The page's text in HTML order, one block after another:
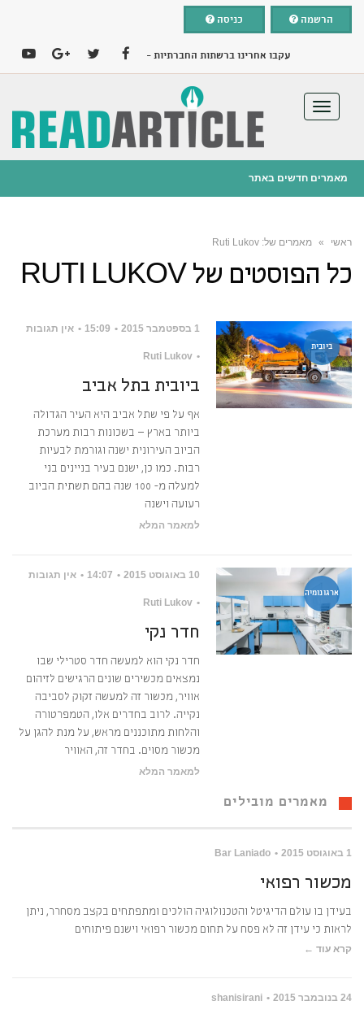
הרשמה כניסה
עקבו אחרינו ברשתות החברתיות -
תפריט
מאמרים חדשים באתר
ראשי » מאמרים של: Ruti Lukov
כל הפוסטים של RUTI LUKOV
ביובית
1 בספטמבר 2015 15:09 אין תגובות
Ruti Lukov
ביובית בתל אביב
אף על פי שתל אביב היא העיר הגדולה
ביותר בארץ – בשכונות רבות מערכת
הביוב העירונית ישנה וגורמת לבעיות
רבות. כמו כן, ישנם בעיר בניינים בני
למעלה מ- 100 שנה בהם תשתית הביוב
רעועה וישנה
למאמר המלא
ארגונומיה
10 באוגוסט 2015 14:07 אין תגובות
Ruti Lukov
חדר נקי
חדר נקי הוא למעשה חדר סטרילי שבו
נמצאים מכשירים שונים הרגישים לזיהום
אוויר, מכשור זה למעשה זקוק לסביבה
נקייה. לרוב בחדרים אלו, הטמפרטורה
והלחות מתוכננים מראש, על מנת להגן על
מכשור מסוים. בחדר זה, האוויר
למאמר המלא
מאמרים מובילים
1 באוגוסט 2015 Bar Laniado
מכשור רפואי
בעידן בו עולם הדיגיטל והטכנולוגיה הולכים ומתפתחים בקצב מסחרר, ניתן
לראות כי עידן זה לא פסח על תחום מכשור רפואי וישנם פיתוחים
קרא עוד ←
24 בנובמבר 2015 shanisirani